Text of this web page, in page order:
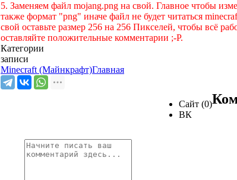
5. Заменяем файл mojang.png на свой. Главное чтобы
также формат "png" иначе файл не будет читаться
свой оставьте размер 256 на 256 Пикселей, чтобы всё
оставляйте положительные комментарии ;-P.
Категории
записи
Minecraft (Майнкрафт)Главная
Сайт (0)
ВК